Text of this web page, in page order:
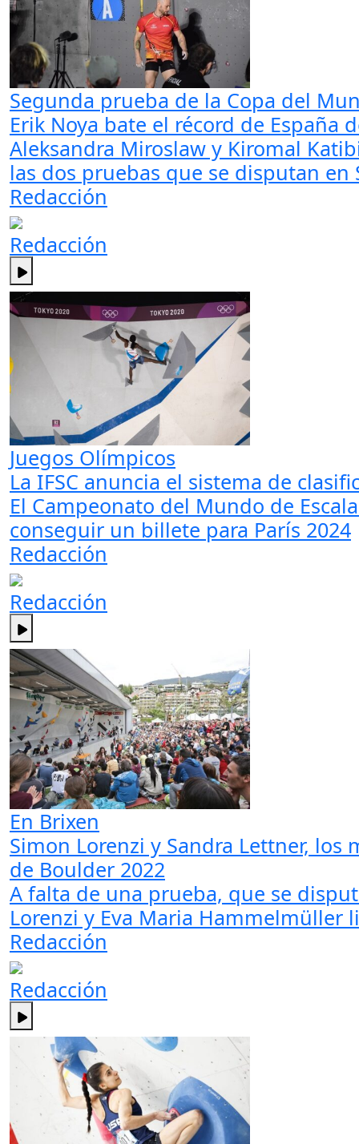
Segunda prueba de la Copa del
Erik Noya bate el récord de España
Aleksandra Miroslaw y Kiromal
las dos pruebas que se disputan en
Redacción
Redacción
Juegos Olímpicos
La IFSC anuncia el sistema de
El Campeonato del Mundo de
conseguir un billete para París 2024
Redacción
Redacción
En Brixen
Simon Lorenzi y Sandra Lettner,
de Boulder 2022
A falta de una prueba, que se
Lorenzi y Eva Maria Hammelmüller
Redacción
Redacción